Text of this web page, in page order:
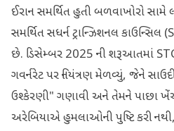
ઈરાન સમર્થિત હુતી બળવાખોરો
સમર્થિત સધર્ન ટ્રાન્ઝિશનલ કાઉન્સિલ
છે. ડિસેમ્બર 2025 ની શરૂઆતમાં
ગવર્નરેટ પર નિયંત્રણ મેળવ્યું, જેને
ઉશ્કેરણી" ગણાવી અને તેમને પાછા
અરેબિયાએ હુમલાઓની પુષ્ટિ કરી